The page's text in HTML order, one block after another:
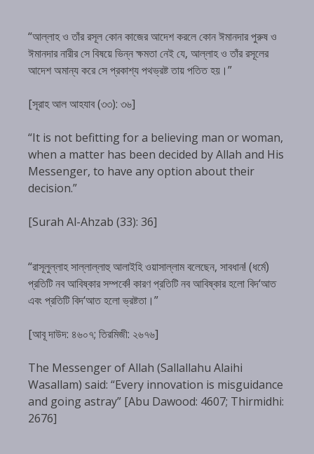
“আল্লাহ ও তাঁর রসূল কোন কাজের আদেশ করলে কোন ঈমানদার পুরুষ ও
ঈমানদার নারীর সে বিষয়ে ভিন্ন ক্ষমতা নেই যে, আল্লাহ ও তাঁর রসূলের
আদেশ অমান্য করে সে প্রকাশ্য পথভ্রষ্ট তায় পতিত হয়।”
[সূরাহ আল আহযাব (৩৩): ৩৬]
“It is not befitting for a believing man or woman,
when a matter has been decided by Allah and His
Messenger, to have any option about their
decision.”
[Surah Al-Ahzab (33): 36]
“রাসূলুল্লাহ সাল্লাল্লাহু আলাইহি ওয়াসাল্লাম বলেছেন, সাবধান! (ধর্মে)
প্রতিটি নব আবিষ্কার সম্পর্কে! কারণ প্রতিটি নব আবিষ্কার হলো বিদ‘আত
এবং প্রতিটি বিদ‘আত হলো ভ্রষ্টতা।”
[আবূ দাউদ: ৪৬০৭; তিরমিজী: ২৬৭৬]
The Messenger of Allah (Sallallahu Alaihi
Wasallam) said: “Every innovation is misguidance
and going astray” [Abu Dawood: 4607; Thirmidhi:
2676]